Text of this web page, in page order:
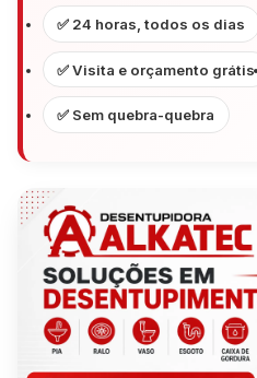
✅ 24 horas, todos os dias
✅ Visita e orçamento grátis
✅ Sem quebra-quebra